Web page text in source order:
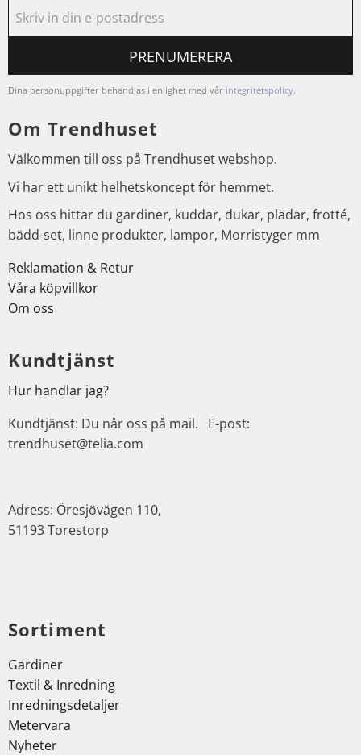
PRENUMERERA
Dina personuppgifter behandlas i enlighet med vår integritetspolicy.
Om Trendhuset
Välkommen till oss på Trendhuset webshop.
Vi har ett unikt helhetskoncept för hemmet.
Hos oss hittar du gardiner, kuddar, dukar, plädar, frotté,
bädd-set, linne produkter, lampor, Morristyger mm
Reklamation & Retur
Våra köpvillkor
Om oss
Kundtjänst
Hur handlar jag?
Kundtjänst: Du når oss på mail. E-post:
trendhuset@telia.com
Adress: Öresjövägen 110,
51193 Torestorp
Sortiment
Gardiner
Textil & Inredning
Inredningsdetaljer
Metervara
Nyheter